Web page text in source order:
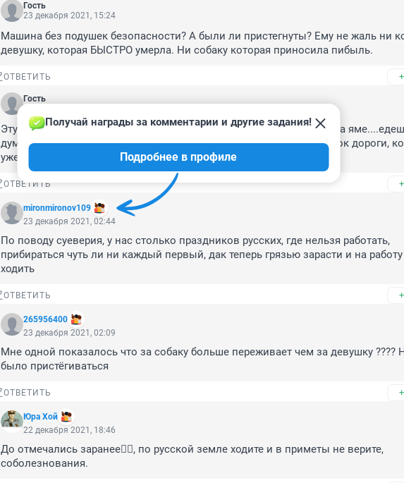
Гость
23 декабря 2021, 15:24
Машина без подушек безопасности? А были ли пристегнуты? Ему не жаль ни
девушку, которая БЫСТРО умерла. Ни собаку которая приносила пибыль.
ОТВЕТИТЬ
Гость
Эту трассу с уверенностью можно назвать "трассой смерти". Яма на
думаешь в какой момент тебя "выбросит". Недавно "залатали" кусок дороги,
уже весь в выбоинах и едешь как по стиральной доске
ОТВЕТИТЬ
mironmironov109
Получай награды за комментарии и другие задания!
Подробнее в профиле
23 декабря 2021, 02:44
По поводу суеверия, у нас столько праздников русских, где нельзя работать,
прибираться чуть ли ни каждый первый, дак теперь грязью зарасти и на
ходить
ОТВЕТИТЬ
265956400
23 декабря 2021, 02:09
Мне одной показалось что за собаку больше переживает чем за девушку ????
было пристёгиваться
ОТВЕТИТЬ
Юра Хой
22 декабря 2021, 18:46
До отмечались заранее🤦‍♂️, по русской земле ходите и в приметы не верите,
соболезнования.